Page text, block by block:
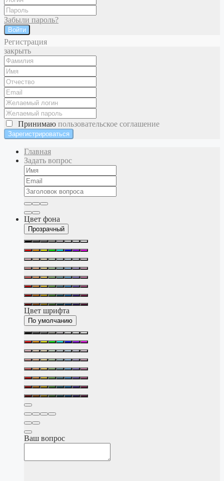
Забыли пароль?
Войти
Регистрация
закрыть
Принимаю пользовательское соглашение
Главная
Задать вопрос
Цвет фона
Прозрачный
Цвет шрифта
По умолчанию
Ваш вопрос